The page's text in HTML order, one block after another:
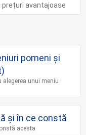
prețuri avantajoase
pomeni și
alegerea unui meniu
și în ce constă
acesta